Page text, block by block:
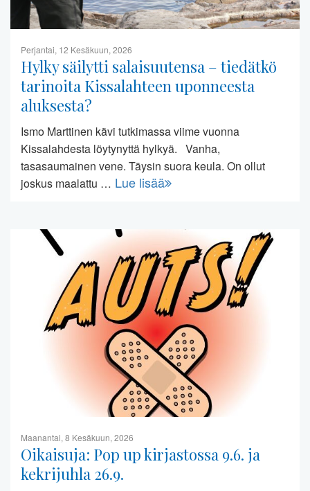
Perjantai, 12 Kesäkuun, 2026
Hylky säilytti salaisuutensa – tiedätkö
tarinoita Kissalahteen uponneesta
aluksesta?
Ismo Marttinen kävi tutkimassa viime vuonna
Kissalahdesta löytynyttä hylkyä. Vanha,
tasasaumainen vene. Täysin suora keula. On ollut
joskus maalattu … Lue lisää
Maanantai, 8 Kesäkuun, 2026
Oikaisuja: Pop up kirjastossa 9.6. ja
kekrijuhla 26.9.